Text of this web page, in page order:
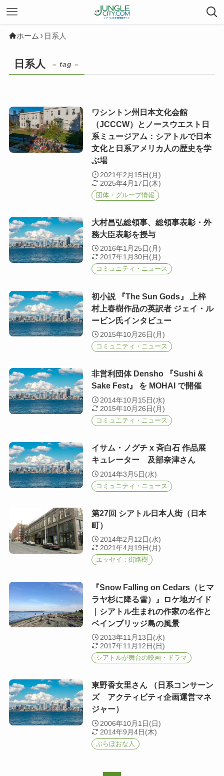
ホーム 日系人
日系人 – tag –
ワシントン州日本文化会館
（JCCCW）とノースウエスト日
系ミュージアム：シアトルで日本
文化と日系アメリカ人の歴史を学
ぶ場
2021年2月15日(月)
2025年4月17日(木)
団体・グループ情報
大村昌弘総領事、総領事表彰・外
務大臣表彰を授与
2016年1月25日(月)
2017年1月30日(月)
コミュニティ・ニュース
初小説 『The Sun Gods』 上梓
村上春樹作品の英訳者 ジェイ・ル
ービン氏インタビュー
2015年10月26日(月)
コミュニティ・ニュース
非営利団体 Densho 『Sushi &
Sake Fest』 を MOHAI で開催
2014年10月15日(水)
2015年10月26日(月)
コミュニティ・ニュース
イサム・ノグチ x 斉白石 作品展
キュレーター 及部奈津さん
2014年3月5日(水)
コミュニティ・ニュース
第27回 シアトル日本人街（日本
町）
2014年2月12日(水)
2021年4月19日(月)
エッセイ：街路樹
『Snow Falling on Cedars（ヒマ
ラヤ杉に降る雪）』ロケ地ガイド
｜シアトル生まれの作家の名作と
ベインブリッジ島の風景
2013年11月13日(水)
2017年11月12日(日)
シアトルが舞台の映画・ドラマ
東野香女里さん （日系コンサーン
ズ アクティビティ企画運営マネ
ジャー）
2006年10月1日(日)
2014年9月4日(木)
ぶらぼおな人